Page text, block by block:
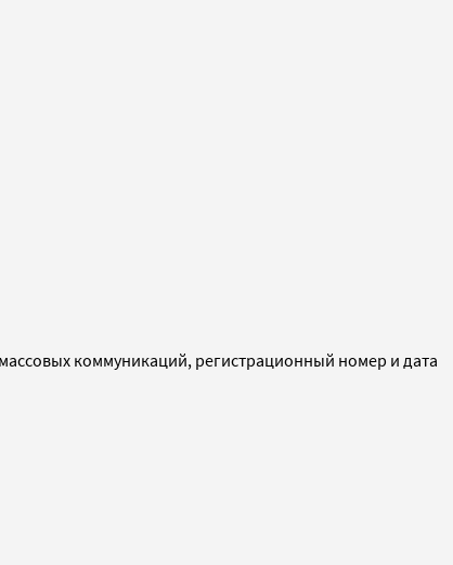
коммуникаций, регистрационный номер и дата